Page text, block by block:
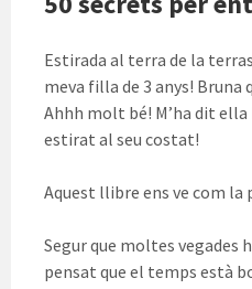
Estirada al terra de la
meva filla de 3 anys! Bruna
Ahhh molt bé! M’ha dit
estirat al seu costat!
Aquest llibre ens ve com la
Segur que moltes vegades
pensat que el temps està